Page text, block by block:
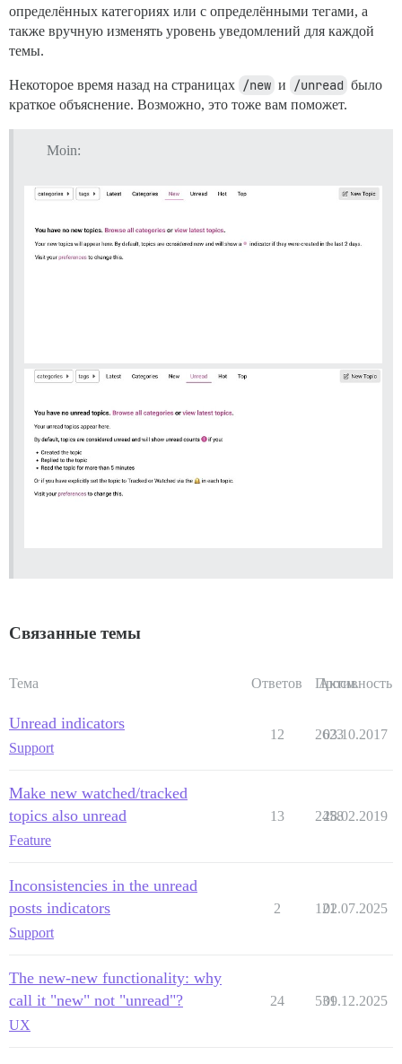
определённых категориях или с определёнными тегами, а
также вручную изменять уровень уведомлений для каждой
темы.
Некоторое время назад на страницах /new и /unread было
краткое объяснение. Возможно, это тоже вам поможет.
Moin:
Связанные темы
Тема Ответов Просм.
Активность
Unread indicators
Support
12 2623
03.10.2017
Make new watched/tracked
topics also unread
Feature
13 2458
28.02.2019
Inconsistencies in the unread
posts indicators
Support
2 121
02.07.2025
The new-new functionality: why
call it "new" not "unread"?
UX
24 531
09.12.2025